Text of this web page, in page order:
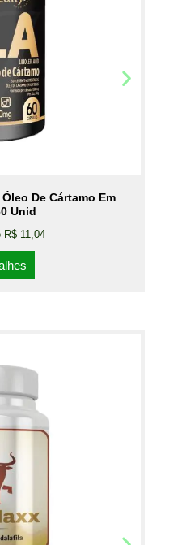
De Cártamo Em
Unid
R$ 11,04